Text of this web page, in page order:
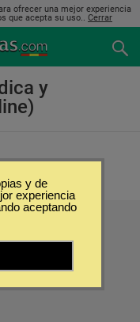
ofrecer una mejor experiencia
que acepta su uso.. Cerrar
y
de Máster de
y de
experiencia
aceptando